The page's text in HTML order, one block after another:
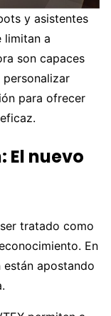
y asistentes
limitan a
son capaces
para ofrecer
El nuevo
tratado como
En
están apostando